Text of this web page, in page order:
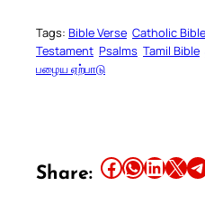
Tags: Bible Verse Catholic Bible
Testament Psalms Tamil Bible
பழைய ஏற்பாடு
Share: Share this article on Facebook Share this article on WhatsApp Share this article on LinkedIn Share this article on X Share this article on Telegram